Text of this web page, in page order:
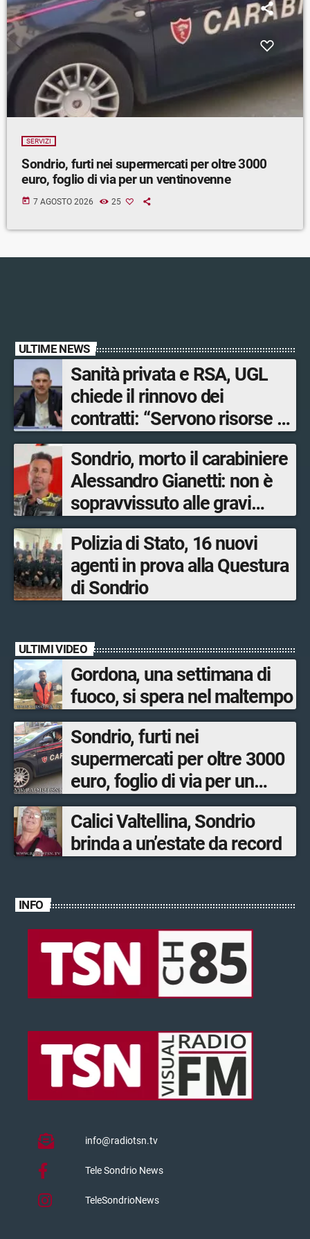
SERVIZI
Sondrio, furti nei supermercati per oltre 3000
euro, foglio di via per un ventinovenne
today 7 AGOSTO 2026 25
ULTIME NEWS
Sanità privata e RSA, UGL
chiede il rinnovo dei
contratti: “Servono risorse e
salari adeguati”
Sondrio, morto il carabiniere
Alessandro Gianetti: non è
sopravvissuto alle gravi
ustioni
Polizia di Stato, 16 nuovi
agenti in prova alla Questura
di Sondrio
ULTIMI VIDEO
Gordona, una settimana di
fuoco, si spera nel maltempo
Sondrio, furti nei
supermercati per oltre 3000
euro, foglio di via per un
ventinovenne
Calici Valtellina, Sondrio
brinda a un’estate da record
INFO
info@radiotsn.tv
Tele Sondrio News
TeleSondrioNews